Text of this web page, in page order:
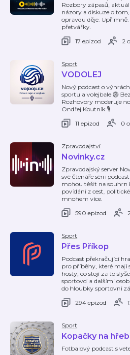
Rozbory zápasů,
názory a diskuze o tom,
opravdu děje. Upřímně.
přetvářky.
17 epizod
2
Sport
VODOLEJ
Nový podcast o
sportu a volejbale 🏐
Rozhovory moderuje
Ondřej Koutník 🎙️
11 epizod
0
Zpravodajství
Novinky.cz
Zpravodajský server
své čtenáře sérii
mohou těšit na souhrn
povídání z cest,
mnohem více.
590 epizod
Sport
Přes Příkop
Podcast překračující
pro příběhy, které mají
hosty, co stojí za to
sportovci a dalšími
do hloubky sportovní
294 epizod
Sport
Kopačky na
Fotbalový podcast s